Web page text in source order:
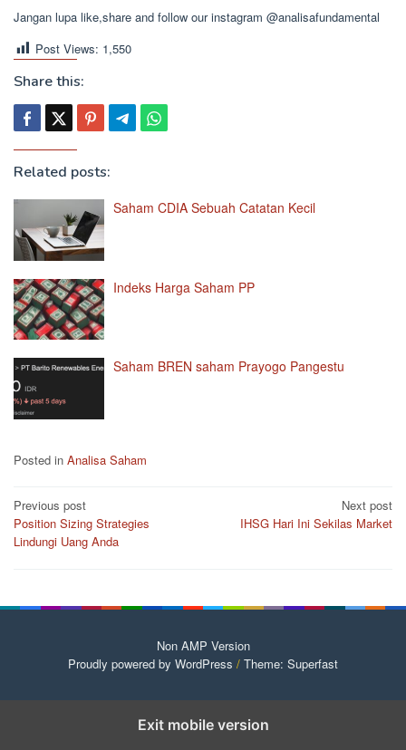
Jangan lupa like,share and follow our instagram @analisafundamental
Post Views: 1,550
Share this:
Related posts:
Saham CDIA Sebuah Catatan Kecil
Indeks Harga Saham PP
Saham BREN saham Prayogo Pangestu
Posted in Analisa Saham
Post
navigation
Previous post
Position Sizing Strategies
Lindungi Uang Anda
Next post
IHSG Hari Ini Sekilas Market
Non AMP Version
Proudly powered by WordPress / Theme: Superfast
Exit mobile version